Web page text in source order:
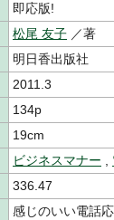
即応版!
松尾 友子 ／著
明日香出版社
2011.3
134p
19cm
ビジネスマナー
336.47
感じのいい電話